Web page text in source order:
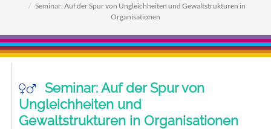
Seminar: Auf der Spur von Ungleichheiten und Gewaltstrukturen in
Organisationen
Seminar: Auf der Spur von
Ungleichheiten und
Gewaltstrukturen in Organisationen